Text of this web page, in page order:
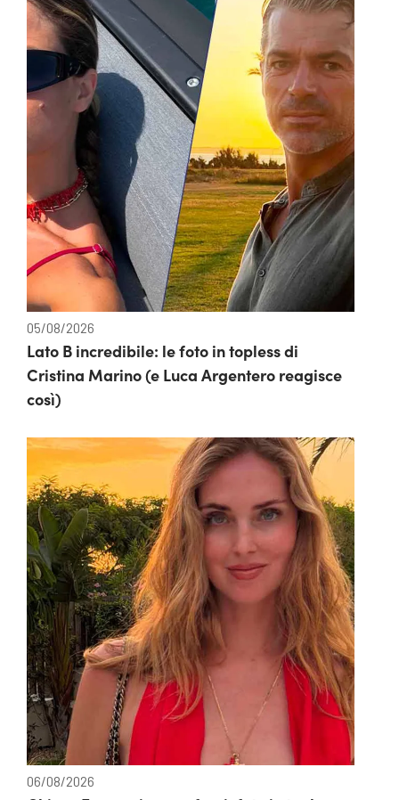
05/08/2026
Lato B incredibile: le foto in topless di
Cristina Marino (e Luca Argentero reagisce
così)
06/08/2026